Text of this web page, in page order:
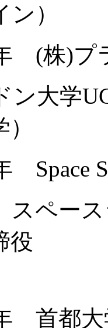
）
(株)プ
大学
Space
ペー
役
首都